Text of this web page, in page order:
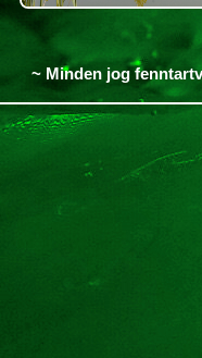
~ Minden jog